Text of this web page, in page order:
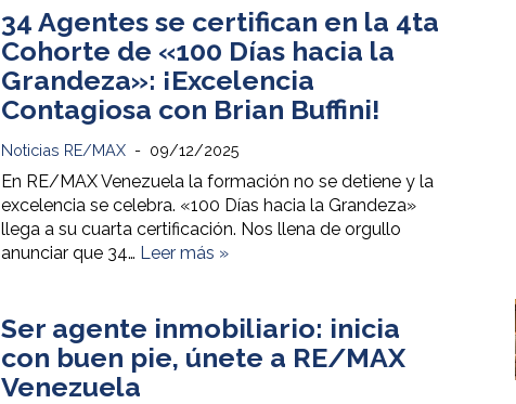
34 Agentes se certifican en la 4ta
Cohorte de «100 Días hacia la
Grandeza»: ¡Excelencia
Contagiosa con Brian Buffini!
Noticias RE/MAX 09/12/2025
En RE/MAX Venezuela la formación no se detiene y la
excelencia se celebra. «100 Días hacia la Grandeza»
llega a su cuarta certificación. Nos llena de orgullo
anunciar que 34… Leer más »
Ser agente inmobiliario: inicia
con buen pie, únete a RE/MAX
Venezuela